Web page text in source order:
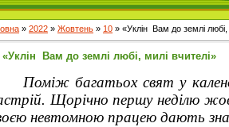
» 2022 » Жовтень » 10 » «Уклін Вам до землі любі,
«Уклін Вам до землі любі, милі вчителі»
Поміж багатьох свят у
Щорічно першу неділю
невтомною працею дають